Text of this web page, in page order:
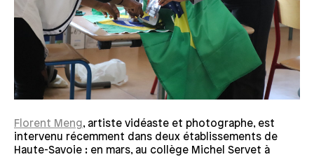
Florent Meng, artiste vidéaste et photographe, est
intervenu récemment dans deux établissements de
Haute-Savoie : en mars, au collège Michel Servet à